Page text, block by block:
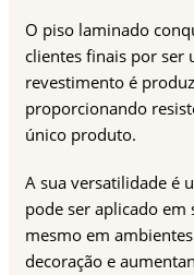
O piso laminado
clientes finais por ser
revestimento é
proporcionando
único produto.
A sua versatilidade é
pode ser aplicado
mesmo em
decoração e